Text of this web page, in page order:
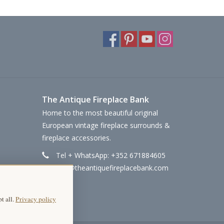
The Antique Fireplace Bank
Home to the most beautiful original
European vintage fireplace surrounds &
fireplace accessories.
Tel + WhatsApp: +352 671884605
info@theantiquefireplacebank.com
all.Privacy policy